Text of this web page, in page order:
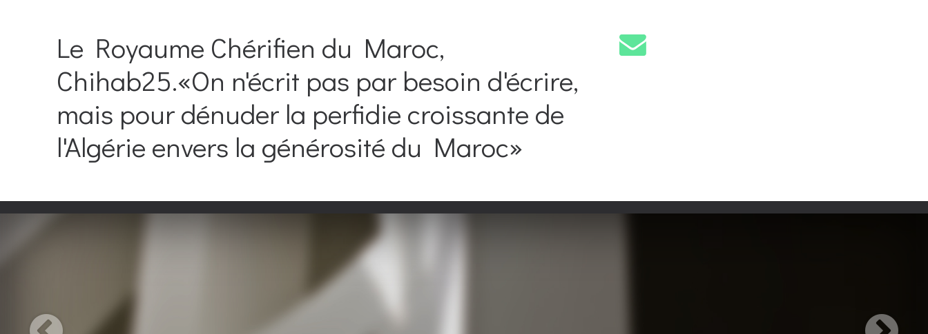
Le Royaume Chérifien du Maroc,
Chihab25.«On n'écrit pas par besoin d'écrire,
mais pour dénuder la perfidie croissante de
l'Algérie envers la générosité du Maroc»